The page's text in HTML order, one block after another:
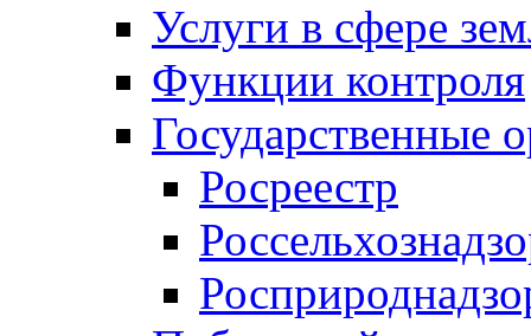
Услуги в сфере
Функции контроля
Государственные
Росреестр